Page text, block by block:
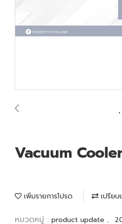
Vacuum
เพิ่มรายการโปรด เปรียบ
หมวดหมู่ : product update ,